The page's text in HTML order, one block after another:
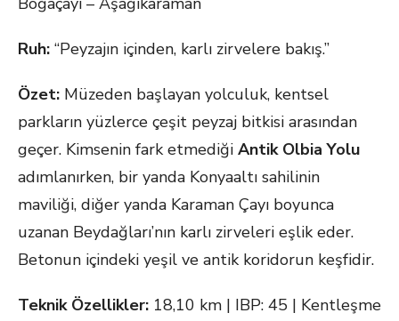
Ruh: “Peyzajın içinden, karlı zirvelere bakış.”
Özet: Müzeden başlayan yolculuk, kentsel
parkların yüzlerce çeşit peyzaj bitkisi arasından
geçer. Kimsenin fark etmediği Antik Olbia Yolu
adımlanırken, bir yanda Konyaaltı sahilinin
maviliği, diğer yanda Karaman Çayı boyunca
uzanan Beydağları’nın karlı zirveleri eşlik eder.
Betonun içindeki yeşil ve antik koridorun keşfidir.
Teknik Özellikler: 18,10 km | IBP: 45 | Kentleşme